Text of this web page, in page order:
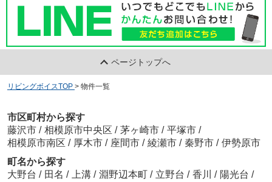
ページトップへ
リビングボイスTOP > 物件一覧
市区町村から探す
藤沢市 / 相模原市中央区 / 茅ヶ崎市 / 平塚市 /
相模原市南区 / 厚木市 / 座間市 / 綾瀬市 / 秦野市 / 伊勢原市
町名から探す
大野台 / 田名 / 上溝 / 淵野辺本町 / 立野台 / 香川 / 陽光台 /